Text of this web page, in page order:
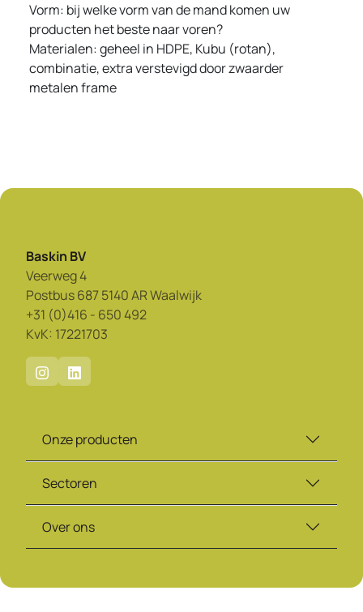
Vorm: bij welke vorm van de mand komen uw
producten het beste naar voren?
Materialen: geheel in HDPE, Kubu (rotan),
combinatie, extra verstevigd door zwaarder
metalen frame
Baskin BV
Veerweg 4
Postbus 687 5140 AR Waalwijk
+31 (0)416 - 650 492
KvK: 17221703
Onze producten
Sectoren
Over ons